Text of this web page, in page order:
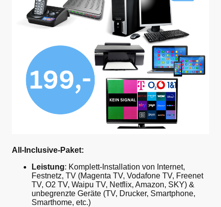
All-Inclusive-Paket:
Leistung: Komplett-Installation von Internet,
Festnetz, TV (Magenta TV, Vodafone TV, Freenet
TV, O2 TV, Waipu TV, Netflix, Amazon, SKY) &
unbegrenzte Geräte (TV, Drucker, Smartphone,
Smarthome, etc.)